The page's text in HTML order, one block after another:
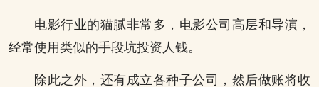
电影行业的猫腻非常多，电影公司高层和导演，
经常使用类似的手段坑投资人钱。
除此之外，还有成立各种子公司，然后做账将收